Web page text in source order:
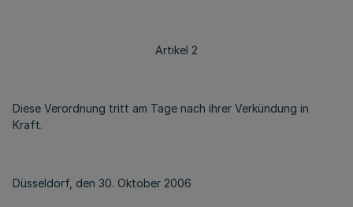
Artikel 2
Diese Verordnung tritt am Tage nach ihrer Verkündung in
Kraft.
Düsseldorf, den 30. Oktober 2006